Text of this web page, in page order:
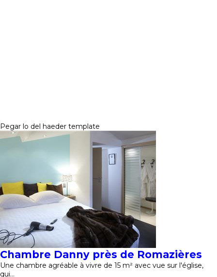
Pegar lo del haeder template
Chambre Danny près de Romazières
Une chambre agréable à vivre de 15 m² avec vue sur l'église,
qui…